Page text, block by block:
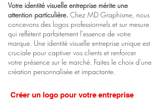
Votre identité visuelle entreprise mérite une
attention particulière. Chez MD Graphisme, nous
concevons des logos professionnels et sur mesure
qui reflètent parfaitement l'essence de votre
marque. Une identité visuelle entreprise unique est
cruciale pour captiver vos clients et renforcer
votre présence sur le marché. Faites le choix d'une
création personnalisée et impactante.
Créer un logo pour votre entreprise